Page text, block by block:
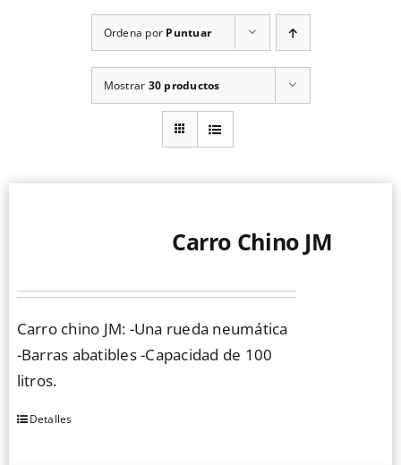
Ordena por Puntuar
Mostrar 30 productos
Carro Chino JM
Carro chino JM: -Una rueda neumática
-Barras abatibles -Capacidad de 100
litros.
Detalles